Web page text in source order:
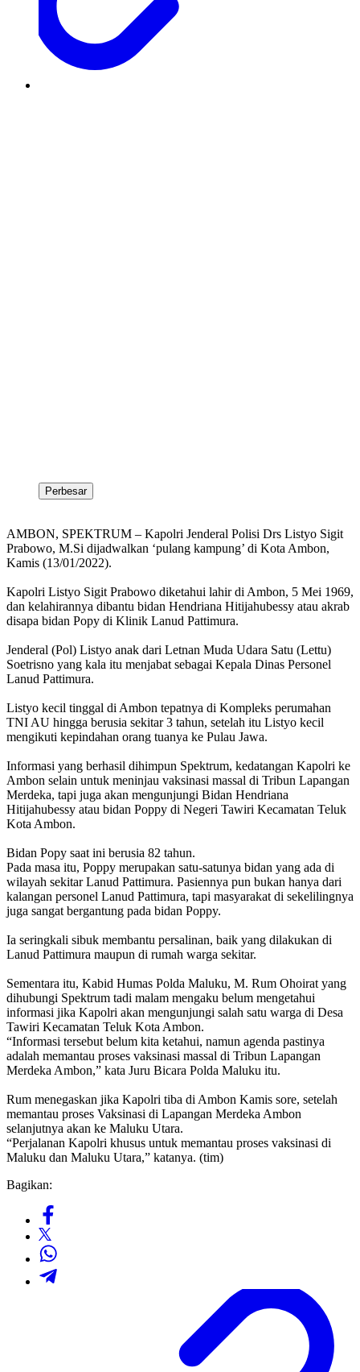
Perbesar
AMBON, SPEKTRUM – Kapolri Jenderal Polisi Drs Listyo Sigit
Prabowo, M.Si dijadwalkan ‘pulang kampung’ di Kota Ambon,
Kamis (13/01/2022).
Kapolri Listyo Sigit Prabowo diketahui lahir di Ambon, 5 Mei 1969,
dan kelahirannya dibantu bidan Hendriana Hitijahubessy atau akrab
disapa bidan Popy di Klinik Lanud Pattimura.
Jenderal (Pol) Listyo anak dari Letnan Muda Udara Satu (Lettu)
Soetrisno yang kala itu menjabat sebagai Kepala Dinas Personel
Lanud Pattimura.
Listyo kecil tinggal di Ambon tepatnya di Kompleks perumahan
TNI AU hingga berusia sekitar 3 tahun, setelah itu Listyo kecil
mengikuti kepindahan orang tuanya ke Pulau Jawa.
Informasi yang berhasil dihimpun Spektrum, kedatangan Kapolri ke
Ambon selain untuk meninjau vaksinasi massal di Tribun Lapangan
Merdeka, tapi juga akan mengunjungi Bidan Hendriana
Hitijahubessy atau bidan Poppy di Negeri Tawiri Kecamatan Teluk
Kota Ambon.
Bidan Popy saat ini berusia 82 tahun.
Pada masa itu, Poppy merupakan satu-satunya bidan yang ada di
wilayah sekitar Lanud Pattimura. Pasiennya pun bukan hanya dari
kalangan personel Lanud Pattimura, tapi masyarakat di sekelilingnya
juga sangat bergantung pada bidan Poppy.
Ia seringkali sibuk membantu persalinan, baik yang dilakukan di
Lanud Pattimura maupun di rumah warga sekitar.
Sementara itu, Kabid Humas Polda Maluku, M. Rum Ohoirat yang
dihubungi Spektrum tadi malam mengaku belum mengetahui
informasi jika Kapolri akan mengunjungi salah satu warga di Desa
Tawiri Kecamatan Teluk Kota Ambon.
“Informasi tersebut belum kita ketahui, namun agenda pastinya
adalah memantau proses vaksinasi massal di Tribun Lapangan
Merdeka Ambon,” kata Juru Bicara Polda Maluku itu.
Rum menegaskan jika Kapolri tiba di Ambon Kamis sore, setelah
memantau proses Vaksinasi di Lapangan Merdeka Ambon
selanjutnya akan ke Maluku Utara.
“Perjalanan Kapolri khusus untuk memantau proses vaksinasi di
Maluku dan Maluku Utara,” katanya. (tim)
Bagikan: